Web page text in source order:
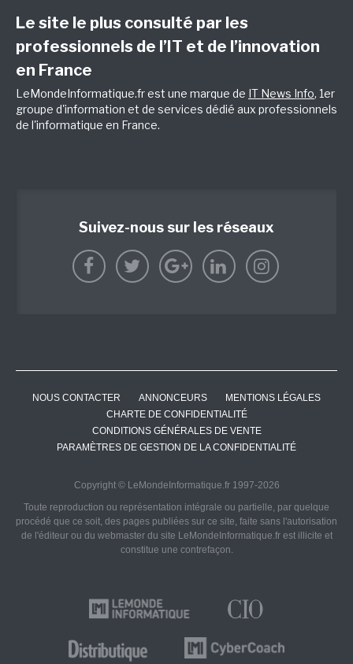
Le site le plus consulté par les
professionnels de l’IT et de l’innovation
en France
LeMondeInformatique.fr est une marque de IT News Info, 1er
groupe d'information et de services dédié aux professionnels
de l'informatique en France.
Suivez-nous sur les réseaux
NOUS CONTACTER ANNONCEURS
MENTIONS LÉGALES
CHARTE DE CONFIDENTIALITÉ
CONDITIONS GÉNÉRALES DE VENTE
PARAMÈTRES DE GESTION DE LA CONFIDENTIALITÉ
Copyright © LeMondeInformatique.fr 1997-2026
Toute reproduction ou représentation intégrale ou partielle, par quelque
procédé que ce soit, des pages publiées sur ce site, faite sans l'autorisation
de l'éditeur ou du webmaster du site LeMondeInformatique.fr est illicite et
constitue une contrefaçon.